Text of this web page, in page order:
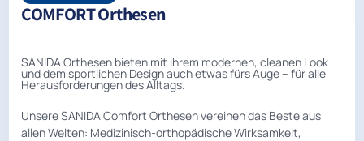
COMFORT Orthesen
SANIDA Orthesen bieten mit ihrem modernen, cleanen Look
und dem sportlichen Design auch etwas fürs Auge – für alle
Herausforderungen des Alltags.
Unsere SANIDA Comfort Orthesen vereinen das Beste aus
allen Welten: Medizinisch-orthopädische Wirksamkeit,